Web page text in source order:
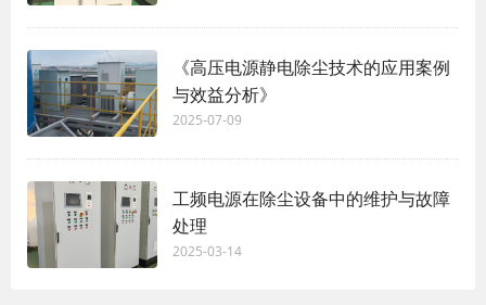
《高压电源静电除尘技术的应用案例
与效益分析》
2025-07-09
工频电源在除尘设备中的维护与故障
处理
2025-03-14